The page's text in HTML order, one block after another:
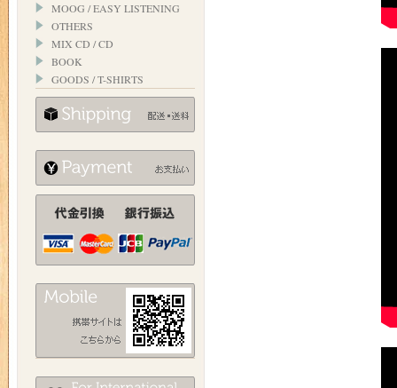
MOOG / EASY LISTENING
OTHERS
MIX CD / CD
BOOK
GOODS / T-SHIRTS